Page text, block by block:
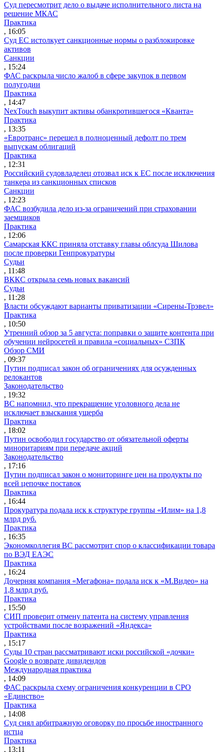
Суд пересмотрит дело о выдаче исполнительного листа на
решение МКАС
Практика
, 16:05
Суд ЕС истолкует санкционные нормы о разблокировке
активов
Санкции
, 15:24
ФАС раскрыла число жалоб в сфере закупок в первом
полугодии
Практика
, 14:47
NexTouch выкупит активы обанкротившегося «Кванта»
Практика
, 13:35
«Евротранс» перешел в полноценный дефолт по трем
выпускам облигаций
Практика
, 12:31
Российский судовладелец отозвал иск к ЕС после исключения
танкера из санкционных списков
Санкции
, 12:23
ФАС возбудила дело из-за ограничений при страховании
заемщиков
Практика
, 12:06
Самарская ККС приняла отставку главы облсуда Шилова
после проверки Генпрокуратуры
Судьи
, 11:48
ВККС открыла семь новых вакансий
Судьи
, 11:28
Власти обсуждают варианты приватизации «Сирены-Трэвел»
Практика
, 10:50
Утренний обзор за 5 августа: поправки о защите контента при
обучении нейросетей и правила «социальных» СЗПК
Обзор СМИ
, 09:37
Путин подписал закон об ограничениях для осужденных
релокантов
Законодательство
, 19:32
ВС напомнил, что прекращение уголовного дела не
исключает взыскания ущерба
Практика
, 18:02
Путин освободил государство от обязательной оферты
миноритариям при передаче акций
Законодательство
, 17:16
Путин подписал закон о мониторинге цен на продукты по
всей цепочке поставок
Практика
, 16:44
Прокуратура подала иск к структуре группы «Илим» на 1,8
млрд руб.
Практика
, 16:35
Экономколлегия ВС рассмотрит спор о классификации товара
по ВЭД ЕАЭС
Практика
, 16:24
Дочерняя компания «Мегафона» подала иск к «М.Видео» на
1,8 млрд руб.
Практика
, 15:50
СИП проверит отмену патента на систему управления
устройствами после возражений «Яндекса»
Практика
, 15:17
Суды 10 стран рассматривают иски российской «дочки»
Google о возврате дивидендов
Международная практика
, 14:09
ФАС раскрыла схему ограничения конкуренции в СРО
«Единство»
Практика
, 14:08
Суд снял арбитражную оговорку по просьбе иностранного
истца
Практика
, 13:11